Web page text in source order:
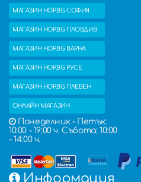
МАГАЗИН HOP.BG СОФИЯ
МАГАЗИН HOP.BG ПЛОВДИВ
МАГАЗИН HOP.BG ВАРНА
МАГАЗИН HOP.BG РУСЕ
МАГАЗИН HOP.BG ПЛЕВЕН
ОНЛАЙН МАГАЗИН
Понеделник - Петък:
10:00 - 19:00 ч. Събота: 10:00
- 14:00 ч.
Информация